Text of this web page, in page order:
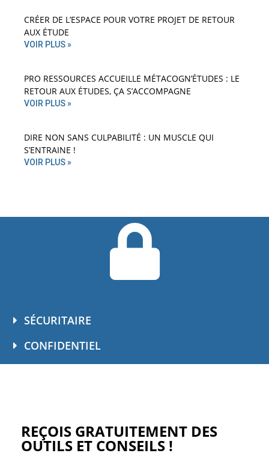
CRÉER DE L’ESPACE POUR VOTRE PROJET DE RETOUR
AUX ÉTUDE
VOIR PLUS »
PRO RESSOURCES ACCUEILLE MÉTACOGN’ÉTUDES : LE
RETOUR AUX ÉTUDES, ÇA S’ACCOMPAGNE
VOIR PLUS »
DIRE NON SANS CULPABILITÉ : UN MUSCLE QUI
S’ENTRAINE !
VOIR PLUS »
SÉCURITAIRE
CONFIDENTIEL
REÇOIS GRATUITEMENT DES
OUTILS ET CONSEILS !